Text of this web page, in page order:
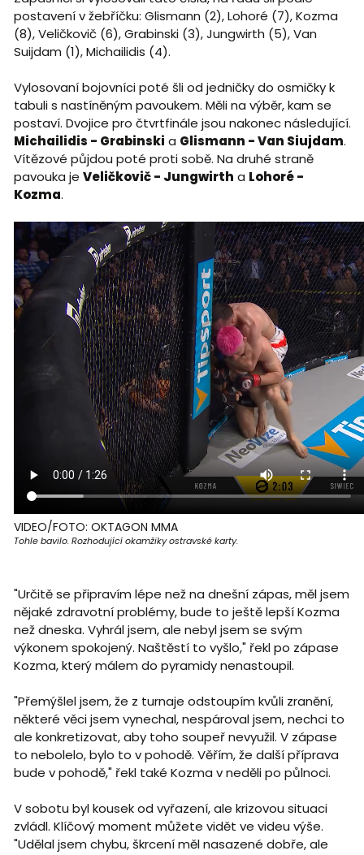
postavení v žebříčku: Glismann (2), Lohoré (7), Kozma
(8), Veličkovič (6), Grabinski (3), Jungwirth (5), Van
Suijdam (1), Michailidis (4).
Vylosovaní bojovníci poté šli od jedničky do osmičky k
tabuli s nastíněným pavoukem. Měli na výběr, kam se
postaví. Dvojice pro čtvrtfinále jsou nakonec následující.
Michailidis - Grabinski a Glismann - Van Siujdam.
Vítězové půjdou poté proti sobě. Na druhé straně
pavouka je Veličkovič - Jungwirth a Lohoré -
Kozma.
VIDEO/FOTO: OKTAGON MMA
Tohle bavilo. Rozhodující okamžiky ostravské karty.
"Určitě se připravím lépe než na dnešní zápas, měl jsem
nějaké zdravotní problémy, bude to ještě lepší Kozma
než dneska. Vyhrál jsem, ale nebyl jsem se svým
výkonem spokojený. Naštěstí to vyšlo," řekl po zápase
Kozma, který málem do pyramidy nenastoupil.
"Přemýšlel jsem, že z turnaje odstoupím kvůli zranění,
některé věci jsem vynechal, nespároval jsem, nechci to
ale konkretizovat, aby toho soupeř nevyužil. V zápase
to nebolelo, bylo to v pohodě. Věřím, že další příprava
bude v pohodě," řekl také Kozma v neděli po půlnoci.
V sobotu byl kousek od vyřazení, ale krizovou situaci
zvládl. Klíčový moment můžete vidět ve videu výše.
"Udělal jsem chybu, škrcení měl nasazené dobře, ale